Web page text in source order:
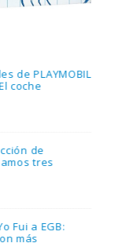
de PLAYMOBIL
coche
de
tres
Fui a EGB:
más